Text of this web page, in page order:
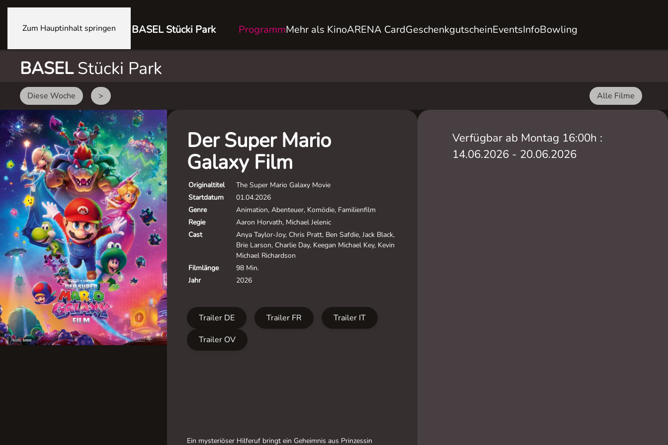
Zum Hauptinhalt springen BASEL Stücki Park ProgrammMehr als KinoARENA CardGeschenkgutscheinEventsInfoBowling
BASELStücki Park
Diese Woche > Alle Filme
Der Super Mario
Galaxy Film
Originaltitel
The Super Mario Galaxy Movie
Startdatum
01.04.2026
Genre
Animation, Abenteuer, Komödie, Familienfilm
Regie
Aaron Horvath, Michael Jelenic
Cast
Anya Taylor-Joy, Chris Pratt, Ben Safdie, Jack Black,
Brie Larson, Charlie Day, Keegan Michael Key, Kevin
Michael Richardson
Filmlänge
98 Min.
Jahr
2026
Trailer DE Trailer FR
Trailer IT
Trailer OV
Ein mysteriöser Hilferuf bringt ein Geheimnis aus Prinzessin
Verfügbar ab Montag 16:00h :
14.06.2026 - 20.06.2026